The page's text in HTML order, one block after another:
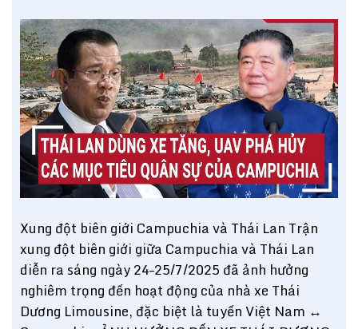
Xung đột biên giới Campuchia và Thái Lan Trận
xung đột biên giới giữa Campuchia và Thái Lan
diễn ra sáng ngày 24–25/7/2025 đã ảnh hưởng
nghiêm trọng đến hoạt động của nhà xe Thái
Dương Limousine, đặc biệt là tuyến Việt Nam ↔